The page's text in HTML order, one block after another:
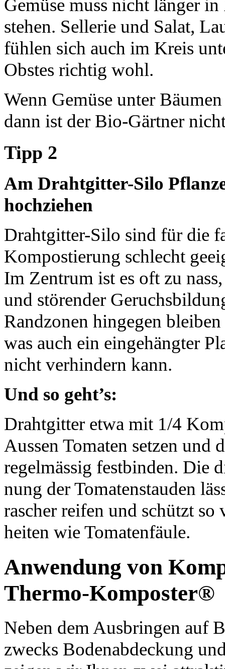
Gemüse muss nicht länger
stehen. Sellerie und Salat,
fühlen sich auch im Kreis
Obstes richtig wohl.
Wenn Gemüse unter
dann ist der Bio-Gärtner
Tipp 2
Am Drahtgitter-Silo
hochziehen
Drahtgitter-Silo sind für die
Kompostierung schlecht
Im Zentrum ist es oft zu
und störender
Randzonen hingegen
was auch ein eingehängter
nicht verhindern kann.
Und so geht’s:
Drahtgitter etwa mit 1/4
Aussen Tomaten setzen und
regelmässig festbinden. Die
nung der Tomatenstauden
rascher reifen und schützt
heiten wie Tomatenfäule.
Anwendung von
Thermo-Komposter®
Neben dem Ausbringen auf
zwecks Bodenabdeckung